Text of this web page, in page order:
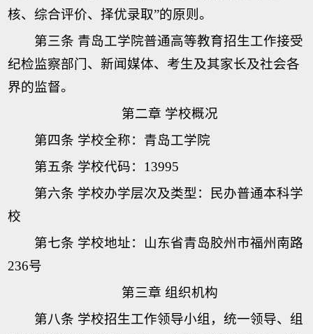
核、综合评价、择优录取”的原则。
第三条 青岛工学院普通高等教育招生工作接受
纪检监察部门、新闻媒体、考生及其家长及社会各
界的监督。
第二章 学校概况
第四条 学校全称：青岛工学院
第五条 学校代码：13995
第六条 学校办学层次及类型：民办普通本科学
校
第七条 学校地址：山东省青岛胶州市福州南路
236号
第三章 组织机构
第八条 学校招生工作领导小组，统一领导、组